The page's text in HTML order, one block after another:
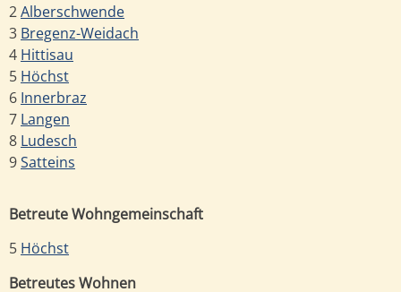
2Alberschwende
3 Bregenz-Weidach
4 Hittisau
5 Höchst
6 Innerbraz
7 Langen
8 Ludesch
9Satteins
Betreute Wohngemeinschaft
5 Höchst
Betreutes Wohnen